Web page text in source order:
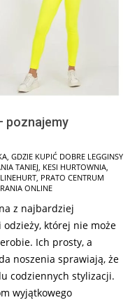
poznajemy
GDZIE KUPIĆ DOBRE LEGGINSY
TANIEJ KESI HURTOWNIA
PRATO CENTRUM
ONLINE
z najbardziej
której nie może
Ich prosty, a
noszenia sprawiają, że
codziennych stylizacji.
wyjątkowego